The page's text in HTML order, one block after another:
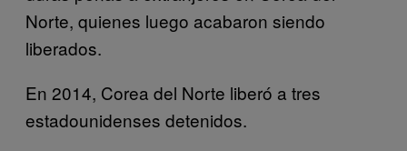
Norte, quienes luego acabaron siendo
liberados.
En 2014, Corea del Norte liberó a tres
estadounidenses detenidos.